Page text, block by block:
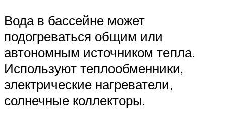
Вода в бассейне может
подогреваться общим или
автономным источником тепла.
Используют теплообменники,
электрические нагреватели,
солнечные коллекторы.